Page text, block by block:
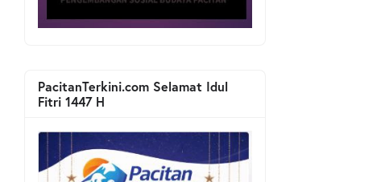
PacitanTerkini.com Selamat Idul
Fitri 1447 H